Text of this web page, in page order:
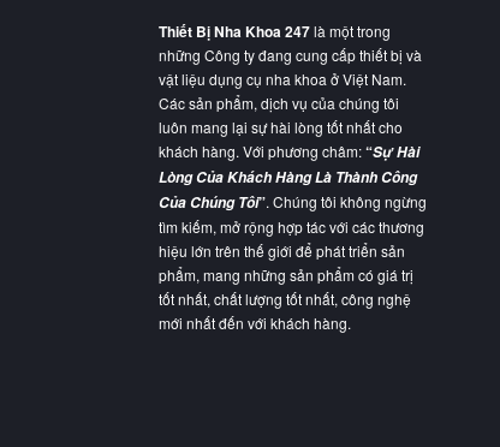
Thiết Bị Nha Khoa 247là một trong
những Công ty đang cung cấp thiết bị và
vật liệu dụng cụ nha khoa ở Việt Nam.
Các sản phẩm, dịch vụ của chúng tôi
luôn mang lại sự hài lòng tốt nhất cho
khách hàng. Với phương châm:“Sự Hài
Lòng Của Khách Hàng Là Thành Công
Của Chúng Tôi”. Chúng tôi không ngừng
tìm kiếm, mở rộng hợp tác với các thương
hiệu lớn trên thế giới để phát triển sản
phẩm, mang những sản phẩm có giá trị
tốt nhất, chất lượng tốt nhất, công nghệ
mới nhất đến với khách hàng.